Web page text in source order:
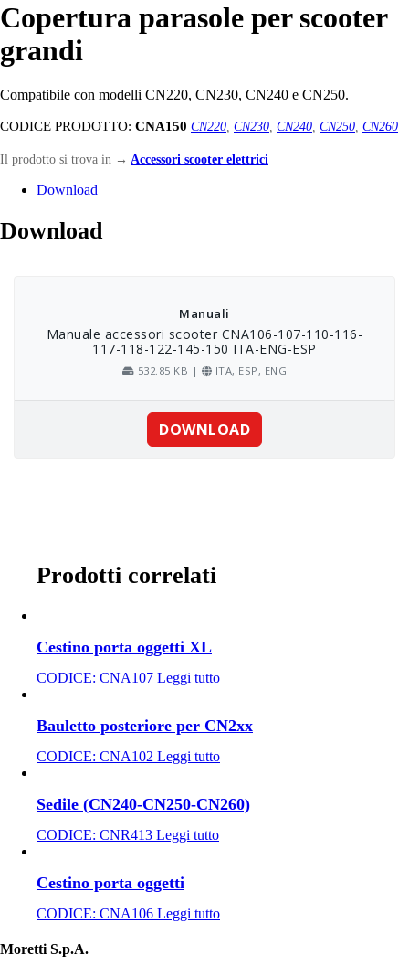
Copertura parasole per scooter
grandi
Compatibile con modelli CN220, CN230, CN240 e CN250.
CODICE PRODOTTO: CNA150 CN220 CN230 CN240 CN250 CN260
Il prodotto si trova in → Accessori scooter elettrici
Download
Download
Prodotti correlati
Cestino porta oggetti XL
CODICE: CNA107 Leggi tutto
Bauletto posteriore per CN2xx
CODICE: CNA102 Leggi tutto
Sedile (CN240-CN250-CN260)
CODICE: CNR413 Leggi tutto
Cestino porta oggetti
CODICE: CNA106 Leggi tutto
Moretti S.p.A.